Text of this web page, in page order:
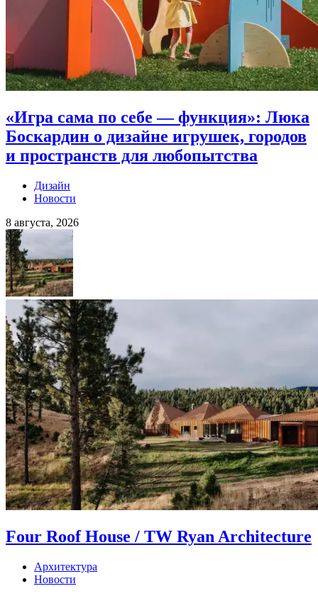
«Игра сама по себе — функция»: Люка
Боскардин о дизайне игрушек, городов
и пространств для любопытства
Дизайн
Новости
8 августа, 2026
Four Roof House / TW Ryan Architecture
Архитектура
Новости